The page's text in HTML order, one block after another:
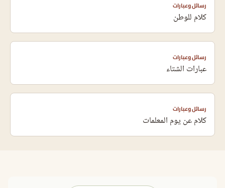
رسائل وعبارات
كلام للوطن
رسائل وعبارات
عبارات الشتاء
رسائل وعبارات
كلام عن يوم المعلمات